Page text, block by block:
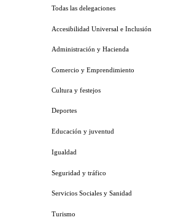
Todas las delegaciones
Accesibilidad Universal e Inclusión
Administración y Hacienda
Comercio y Emprendimiento
Cultura y festejos
Deportes
Educación y juventud
Igualdad
Seguridad y tráfico
Servicios Sociales y Sanidad
Turismo